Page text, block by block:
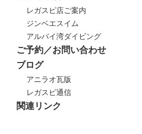
レガスピ店ご案内
ジンベエスイム
アルバイ湾ダイビング
ご予約／お問い合わせ
ブログ
アニラオ瓦版
レガスピ通信
関連リンク